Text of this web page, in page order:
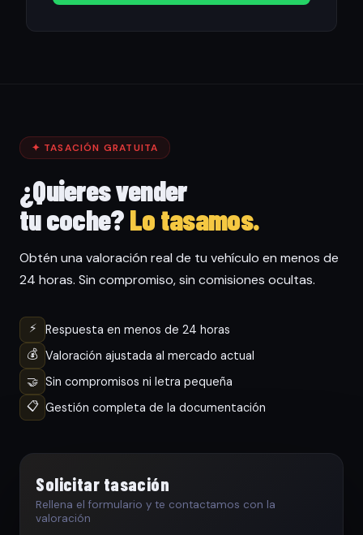
✦ TASACIÓN GRATUITA
¿Quieres vender
tu coche?Lo tasamos.
Obtén una valoración real de tu vehículo en menos de
24 horas. Sin compromiso, sin comisiones ocultas.
⚡
Respuesta en menos de 24 horas
💰 Valoración ajustada al mercado actual
🤝 Sin compromisos ni letra pequeña
📋 Gestión completa de la documentación
Solicitar tasación
Rellena el formulario y te contactamos con la
valoración